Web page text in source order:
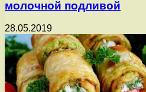
молочной подливой
28.05.2019